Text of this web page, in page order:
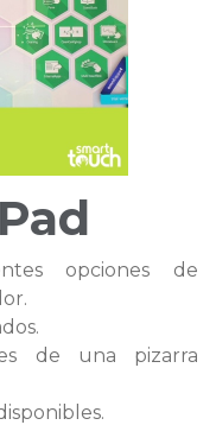
opciones de
de una pizarra